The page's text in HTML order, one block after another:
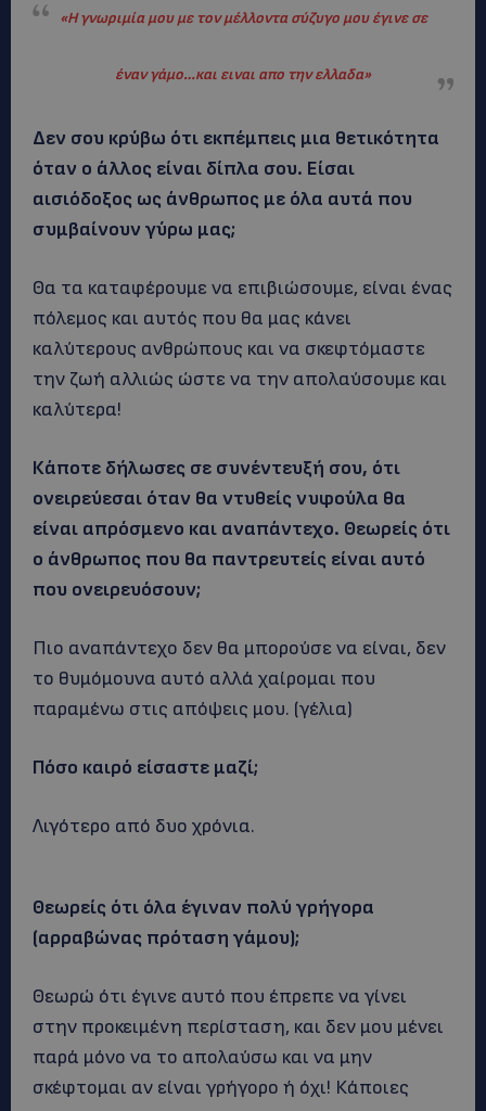
«Η γνωριμία μου με τον μέλλοντα σύζυγο μου έγινε σε
έναν γάμο…και ειναι απο την ελλαδα»
Δεν σου κρύβω ότι εκπέμπεις μια θετικότητα
όταν ο άλλος είναι δίπλα σου. Είσαι
αισιόδοξος ως άνθρωπος με όλα αυτά που
συμβαίνουν γύρω μας;
Θα τα καταφέρουμε να επιβιώσουμε, είναι ένας
πόλεμος και αυτός που θα μας κάνει
καλύτερους ανθρώπους και να σκεφτόμαστε
την ζωή αλλιώς ώστε να την απολαύσουμε και
καλύτερα!
Κάποτε δήλωσες σε συνέντευξή σου, ότι
ονειρεύεσαι όταν θα ντυθείς νυφούλα θα
είναι απρόσμενο και αναπάντεχο. Θεωρείς ότι
ο άνθρωπος που θα παντρευτείς είναι αυτό
που ονειρευόσουν;
Πιο αναπάντεχο δεν θα μπορούσε να είναι, δεν
το θυμόμουνα αυτό αλλά χαίρομαι που
παραμένω στις απόψεις μου. (γέλια)
Πόσο καιρό είσαστε μαζί;
Λιγότερο από δυο χρόνια.
Θεωρείς ότι όλα έγιναν πολύ γρήγορα
(αρραβώνας πρόταση γάμου);
Θεωρώ ότι έγινε αυτό που έπρεπε να γίνει
στην προκειμένη περίσταση, και δεν μου μένει
παρά μόνο να το απολαύσω και να μην
σκέφτομαι αν είναι γρήγορο ή όχι! Κάποιες